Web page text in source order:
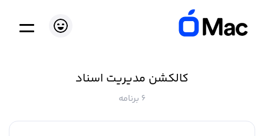
کالکشن مدیریت اسناد
6 برنامه